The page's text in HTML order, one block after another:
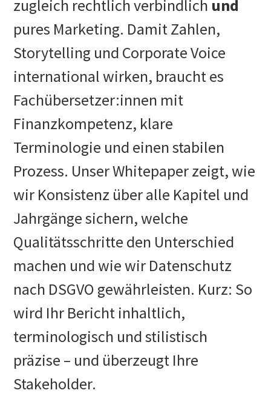
zugleich rechtlich verbindlich und
pures Marketing. Damit Zahlen,
Storytelling und Corporate Voice
international wirken, braucht es
Fachübersetzer:innen mit
Finanzkompetenz, klare
Terminologie und einen stabilen
Prozess. Unser Whitepaper zeigt, wie
wir Konsistenz über alle Kapitel und
Jahrgänge sichern, welche
Qualitätsschritte den Unterschied
machen und wie wir Datenschutz
nach DSGVO gewährleisten. Kurz: So
wird Ihr Bericht inhaltlich,
terminologisch und stilistisch
präzise – und überzeugt Ihre
Stakeholder.